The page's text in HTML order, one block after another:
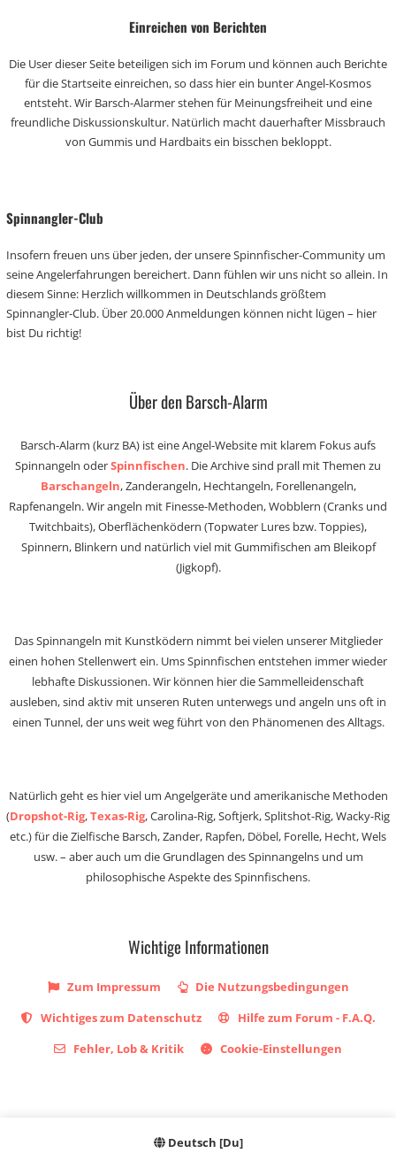
Einreichen von Berichten
Die User dieser Seite beteiligen sich im Forum und können auch Berichte
für die Startseite einreichen, so dass hier ein bunter Angel-Kosmos
entsteht. Wir Barsch-Alarmer stehen für Meinungsfreiheit und eine
freundliche Diskussionskultur. Natürlich macht dauerhafter Missbrauch
von Gummis und Hardbaits ein bisschen bekloppt.
Spinnangler-Club
Insofern freuen uns über jeden, der unsere Spinnfischer-Community um
seine Angelerfahrungen bereichert. Dann fühlen wir uns nicht so allein. In
diesem Sinne: Herzlich willkommen in Deutschlands größtem
Spinnangler-Club. Über 20.000 Anmeldungen können nicht lügen – hier
bist Du richtig!
Über den Barsch-Alarm
Barsch-Alarm (kurz BA) ist eine Angel-Website mit klarem Fokus aufs
Spinnangeln oderSpinnfischen. Die Archive sind prall mit Themen zu
Barschangeln, Zanderangeln, Hechtangeln, Forellenangeln,
Rapfenangeln. Wir angeln mit Finesse-Methoden, Wobblern (Cranks und
Twitchbaits), Oberflächenködern (Topwater Lures bzw. Toppies),
Spinnern, Blinkern und natürlich viel mit Gummifischen am Bleikopf
(Jigkopf).
Das Spinnangeln mit Kunstködern nimmt bei vielen unserer Mitglieder
einen hohen Stellenwert ein. Ums Spinnfischen entstehen immer wieder
lebhafte Diskussionen. Wir können hier die Sammelleidenschaft
ausleben, sind aktiv mit unseren Ruten unterwegs und angeln uns oft in
einen Tunnel, der uns weit weg führt von den Phänomenen des Alltags.
Natürlich geht es hier viel um Angelgeräte und amerikanische Methoden
(Dropshot-Rig,Texas-Rig, Carolina-Rig, Softjerk, Splitshot-Rig, Wacky-Rig
etc.) für die Zielfische Barsch, Zander, Rapfen, Döbel, Forelle, Hecht, Wels
usw. – aber auch um die Grundlagen des Spinnangelns und um
philosophische Aspekte des Spinnfischens.
Wichtige Informationen
Zum Impressum
Die Nutzungsbedingungen
Wichtiges zum Datenschutz
Hilfe zum Forum - F.A.Q.
Fehler, Lob & Kritik
Cookie-Einstellungen
Deutsch [Du]